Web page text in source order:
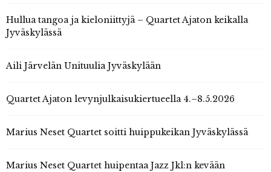
Hullua tangoa ja kieloniittyjä – Quartet Ajaton keikalla
Jyväskylässä
Aili Järvelän Unituulia Jyväskylään
Quartet Ajaton levynjulkaisukiertueella 4.–8.5.2026
Marius Neset Quartet soitti huippukeikan Jyväskylässä
Marius Neset Quartet huipentaa Jazz Jkl:n kevään